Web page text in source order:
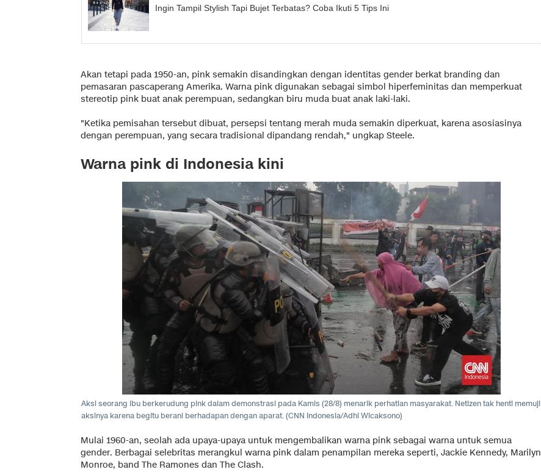
Ingin Tampil Stylish Tapi Bujet Terbatas? Coba Ikuti 5 Tips Ini
Akan tetapi pada 1950-an, pink semakin disandingkan dengan identitas gender berkat branding dan
pemasaran pascaperang Amerika. Warna pink digunakan sebagai simbol hiperfeminitas dan memperkuat
stereotip pink buat anak perempuan, sedangkan biru muda buat anak laki-laki.
"Ketika pemisahan tersebut dibuat, persepsi tentang merah muda semakin diperkuat, karena asosiasinya
dengan perempuan, yang secara tradisional dipandang rendah," ungkap Steele.
Warna pink di Indonesia kini
Aksi seorang ibu berkerudung pink dalam demonstrasi pada Kamis (28/8) menarik perhatian masyarakat. Netizen tak henti memuji
aksinya karena begitu berani berhadapan dengan aparat. (CNN Indonesia/Adhi Wicaksono)
Mulai 1960-an, seolah ada upaya-upaya untuk mengembalikan warna pink sebagai warna untuk semua
gender. Berbagai selebritas merangkul warna pink dalam penampilan mereka seperti, Jackie Kennedy, Marilyn
Monroe, band The Ramones dan The Clash.